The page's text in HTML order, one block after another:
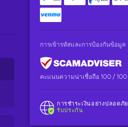
การเข้ารหัสและการป้องกันข้อมูล
คะแนนความน่าเชื่อถือ 100 / 100
การชำระเงินอย่างปลอดภัย
รับประกัน